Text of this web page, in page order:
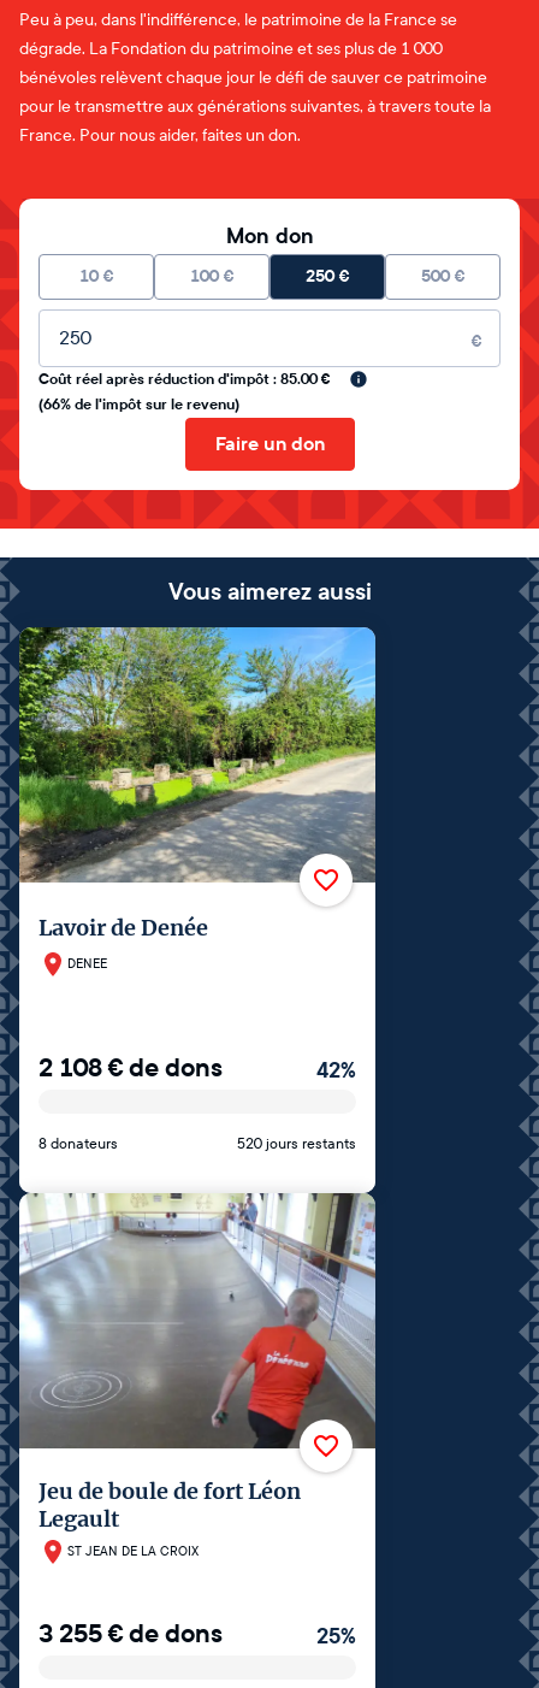
Peu à peu, dans l'indifférence, le patrimoine de la France se
dégrade. La Fondation du patrimoine et ses plus de 1 000
bénévoles relèvent chaque jour le défi de sauver ce patrimoine
pour le transmettre aux générations suivantes, à travers toute la
France. Pour nous aider, faites un don.
Mon don
10 € 100 € 250€ 500 €
Montant libre
€
Coût réel après réduction d'impôt : 85.00 €
(66% de l'impôt sur le revenu)
Faire un don
Vous aimerez aussi
Lavoir de Denée
DENEE
2 108€de dons 42%
8 donateurs 520 jours restants
Jeu de boule de fort Léon
Legault
ST JEAN DE LA CROIX
3 255€de dons 25%